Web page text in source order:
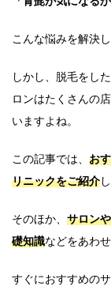
こんな悩みを解決
しかし、脱毛をし
ロンはたくさんの
いますよね。
この記事では、 お
リニックをご紹介
そのほか、 サロン
礎知識などをあわ
すぐにおすすめの